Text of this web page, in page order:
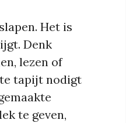
Het is
Denk
lezen of
tapijt nodigt
te geven,